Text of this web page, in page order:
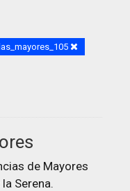
de Mayores
Serena.